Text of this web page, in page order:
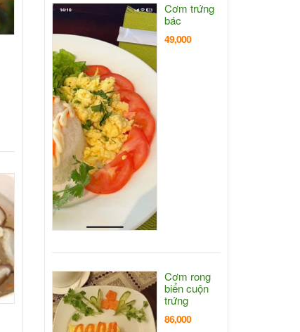
Cơm trứng
bác
49,000
Cơm rong
biển cuộn
trứng
86,000